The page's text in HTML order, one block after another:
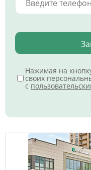
Нажимая на
своих
с